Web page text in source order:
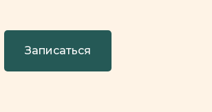
Записаться